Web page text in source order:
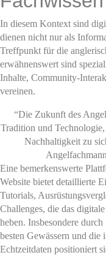
In diesem Kontext sind
dienen nicht nur als
Treffpunkt für die
erwähnenswert sind
Inhalte, Community-
vereinen.
“Die Zukunft des
Tradition und
Nachhaltigkeit zu
Eine bemerkenswerte
Website bietet detaillierte
Tutorials,
Challenges, die das
heben. Insbesondere
besten Gewässern und
Echtzeitdaten positioniert